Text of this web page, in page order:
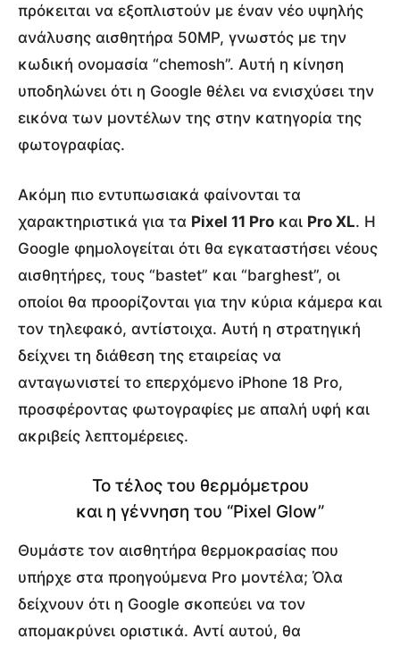
πρόκειται να εξοπλιστούν με έναν νέο υψηλής
ανάλυσης αισθητήρα 50MP, γνωστός με την
κωδική ονομασία “chemosh”. Αυτή η κίνηση
υποδηλώνει ότι η Google θέλει να ενισχύσει την
εικόνα των μοντέλων της στην κατηγορία της
φωτογραφίας.
Ακόμη πιο εντυπωσιακά φαίνονται τα
χαρακτηριστικά για τα Pixel 11 Pro και Pro XL. Η
Google φημολογείται ότι θα εγκαταστήσει νέους
αισθητήρες, τους “bastet” και “barghest”, οι
οποίοι θα προορίζονται για την κύρια κάμερα και
τον τηλεφακό, αντίστοιχα. Αυτή η στρατηγική
δείχνει τη διάθεση της εταιρείας να
ανταγωνιστεί το επερχόμενο iPhone 18 Pro,
προσφέροντας φωτογραφίες με απαλή υφή και
ακριβείς λεπτομέρειες.
Το τέλος του θερμόμετρου
και η γέννηση του “Pixel Glow”
Θυμάστε τον αισθητήρα θερμοκρασίας που
υπήρχε στα προηγούμενα Pro μοντέλα; Όλα
δείχνουν ότι η Google σκοπεύει να τον
απομακρύνει οριστικά. Αντί αυτού, θα